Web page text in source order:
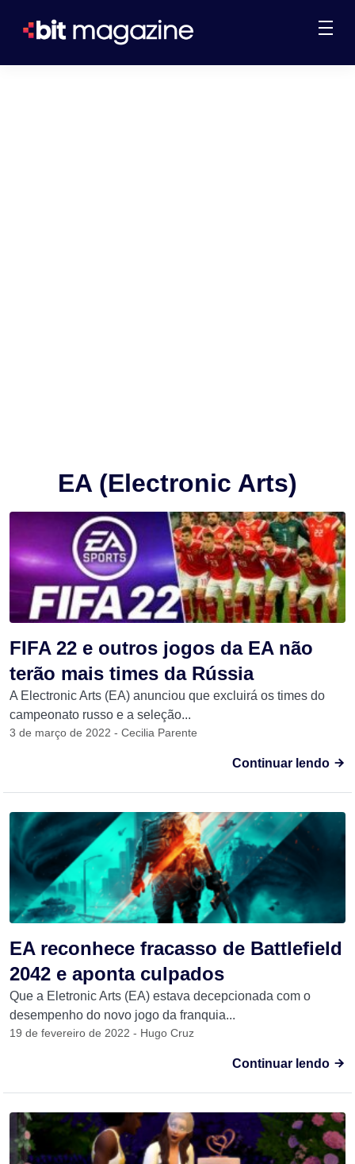
EA (Electronic Arts)
FIFA 22 e outros jogos da EA não
terão mais times da Rússia
A Electronic Arts (EA) anunciou que excluirá os times do
campeonato russo e a seleção...
3 de março de 2022 - Cecilia Parente
Continuar lendo
EA reconhece fracasso de Battlefield
2042 e aponta culpados
Que a Eletronic Arts (EA) estava decepcionada com o
desempenho do novo jogo da franquia...
19 de fevereiro de 2022 - Hugo Cruz
Continuar lendo